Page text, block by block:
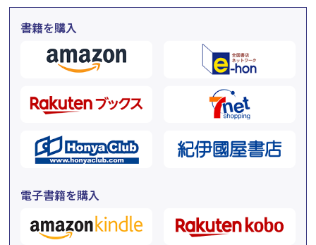
書籍を購入
電子書籍を購入